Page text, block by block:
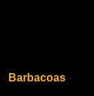
· Barbacoas ·